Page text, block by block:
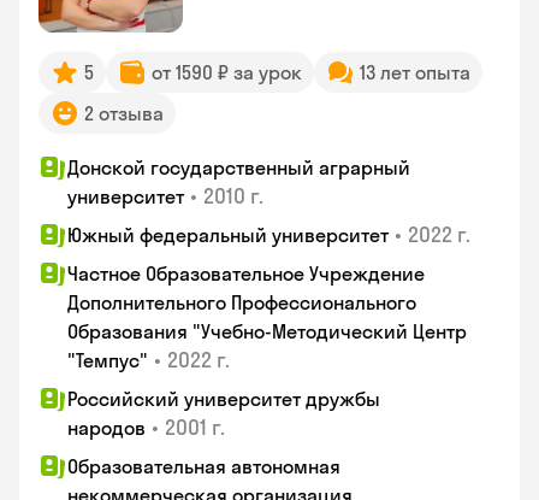
5 от 1590 ₽ за урок
13 лет опыта
2 отзыва
Донской государственный аграрный
университет • 2010 г.
Южный федеральный университет • 2022 г.
Частное Образовательное Учреждение
Дополнительного Профессионального
Образования "Учебно-Методический Центр
"Темпус" • 2022 г.
Российский университет дружбы
народов • 2001 г.
Образовательная автономная
некоммерческая организация